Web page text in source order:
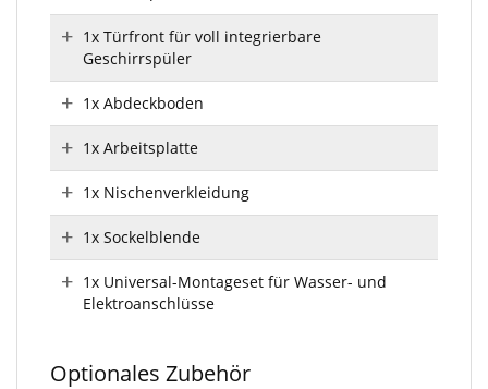
1x Türfront für voll integrierbare
Geschirrspüler
1x Abdeckboden
1x Arbeitsplatte
1x Nischenverkleidung
1x Sockelblende
1x Universal-Montageset für Wasser- und
Elektroanschlüsse
Optionales Zubehör